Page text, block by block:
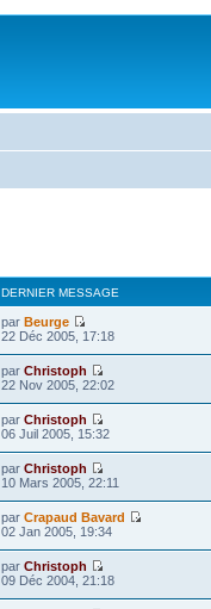
DERNIER MESSAGE
parBeurge
22 Déc 2005, 17:18
parChristoph
22 Nov 2005, 22:02
parChristoph
06 Juil 2005, 15:32
parChristoph
10 Mars 2005, 22:11
parCrapaud Bavard
02 Jan 2005, 19:34
parChristoph
09 Déc 2004, 21:18